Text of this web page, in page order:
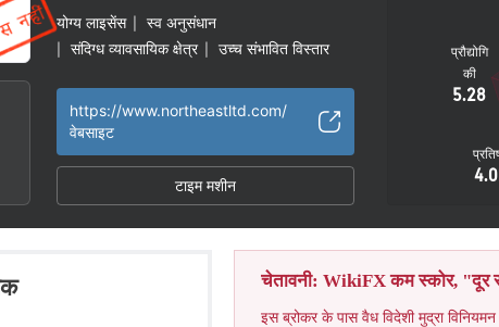
योग्य लाइसेंस
स्व अनुसंधान
संदिग्ध व्यावसायिक क्षेत्र उच्च संभावित विस्तार
https://www.northeastltd.com/
वेबसाइट
टाइम मशीन
प्रौद्योगि
की
5.28
चेतावनी: WikiFX कम स्कोर, "दूर
इस ब्रोकर के पास वैध विदेशी मुद्रा